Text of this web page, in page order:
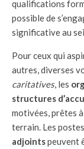
qualifications
possible de
significative au
Pour ceux qui
autres, diverses
caritatives, les
structures
motivées, prêtes
terrain. Les
adjointspeuvent